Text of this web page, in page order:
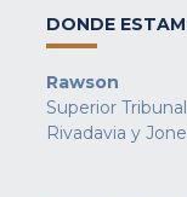
DONDE
Rawson
Superior
Rivadavia y